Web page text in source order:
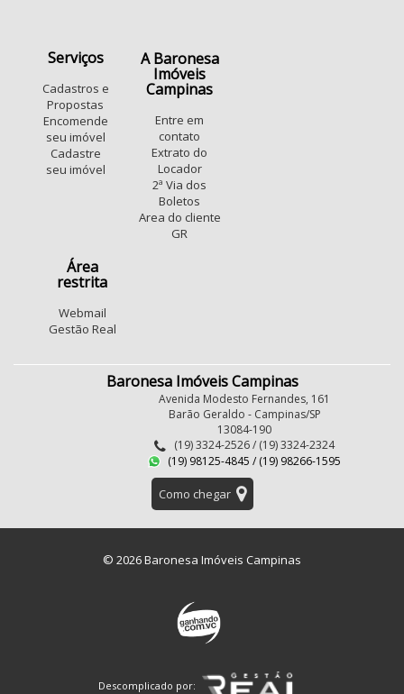
Serviços
Cadastros e
Propostas
Encomende
seu imóvel
Cadastre
seu imóvel
A Baronesa
Imóveis
Campinas
Entre em
contato
Extrato do
Locador
2ª Via dos
Boletos
Area do cliente
GR
Área
restrita
Webmail
Gestão Real
Baronesa Imóveis Campinas
Avenida Modesto Fernandes, 161
Barão Geraldo - Campinas/SP
13084-190
(19) 3324-2526 / (19) 3324-2324
(19) 98125-4845 / (19) 98266-1595
Como chegar
© 2026 Baronesa Imóveis Campinas
Descomplicado por: